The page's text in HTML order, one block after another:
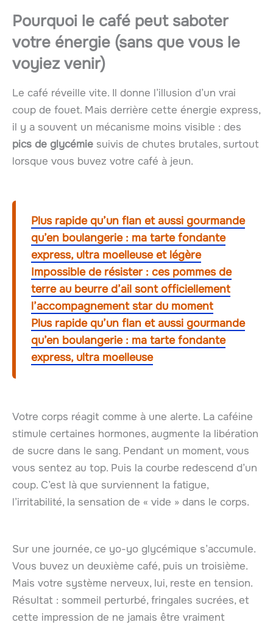
Pourquoi le café peut saboter
votre énergie (sans que vous le
voyiez venir)
Le café réveille vite. Il donne l’illusion d’un vrai
coup de fouet. Mais derrière cette énergie express,
il y a souvent un mécanisme moins visible : des
pics de glycémie suivis de chutes brutales, surtout
lorsque vous buvez votre café à jeun.
Plus rapide qu’un flan et aussi gourmande
qu’en boulangerie : ma tarte fondante
express, ultra moelleuse et légère
Impossible de résister : ces pommes de
terre au beurre d’ail sont officiellement
l’accompagnement star du moment
Plus rapide qu’un flan et aussi gourmande
qu’en boulangerie : ma tarte fondante
express, ultra moelleuse
Votre corps réagit comme à une alerte. La caféine
stimule certaines hormones, augmente la libération
de sucre dans le sang. Pendant un moment, vous
vous sentez au top. Puis la courbe redescend d’un
coup. C’est là que surviennent la fatigue,
l’irritabilité, la sensation de « vide » dans le corps.
Sur une journée, ce yo-yo glycémique s’accumule.
Vous buvez un deuxième café, puis un troisième.
Mais votre système nerveux, lui, reste en tension.
Résultat : sommeil perturbé, fringales sucrées, et
cette impression de ne jamais être vraiment